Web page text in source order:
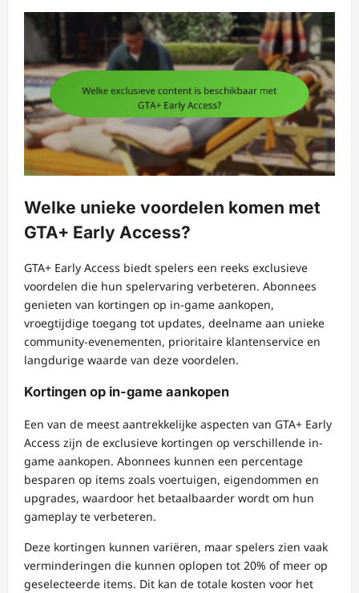
Welke unieke voordelen komen met
GTA+ Early Access?
GTA+ Early Access biedt spelers een reeks exclusieve
voordelen die hun spelervaring verbeteren. Abonnees
genieten van kortingen op in-game aankopen,
vroegtijdige toegang tot updates, deelname aan unieke
community-evenementen, prioritaire klantenservice en
langdurige waarde van deze voordelen.
Kortingen op in-game aankopen
Een van de meest aantrekkelijke aspecten van GTA+ Early
Access zijn de exclusieve kortingen op verschillende in-
game aankopen. Abonnees kunnen een percentage
besparen op items zoals voertuigen, eigendommen en
upgrades, waardoor het betaalbaarder wordt om hun
gameplay te verbeteren.
Deze kortingen kunnen variëren, maar spelers zien vaak
verminderingen die kunnen oplopen tot 20% of meer op
geselecteerde items. Dit kan de totale kosten voor het